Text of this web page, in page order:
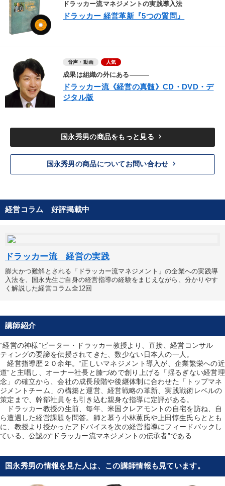
ドラッカー流マネジメントの実践導入法
ドラッカー 経営革新『5つの質問』
音声・動画 人気
成果は組織の外にある―――
ドラッカー流《経営の真髄》CD・DVD・デ
ジタル版
国永秀男の商品をもっと見る keyboard_arrow_right
国永秀男の商品についてお問い合わせ keyboard_arrow_right
経営コラム 好評掲載中
ドラッカー流 経営の実践
膨大かつ難解とされる「ドラッカー流マネジメント」の企業への実践導
入法を、国永先生ご自身の経営指導の経験をまじえながら、分かりやす
く解説した経営コラム全12回
講師紹介
“経営の神様”ピーター・ドラッカー教授より、直接、経営コンサル
ティングの要諦を伝授されてきた、数少ない日本人の一人。
経営指導歴２０余年。“正しいマネジメント導入が、企業繁栄への近
道”と主唱し、オーナー社長と膝づめで創り上げる「揺るぎない経営理
念」の確立から、会社の成長段階や後継体制に合わせた「トップマネ
ジメントチーム」の構築と運営、経営戦略の革新、実践戦術レベルの
策定まで、幹部社員をも引き込む親身な指導に定評がある。
ドラッカー教授の生前、毎年、米国クレアモントの自宅を訪ね、自
ら遭遇した経営課題を問答。師と慕う小林薫氏や上田惇生氏らととも
に、教授より授かったアドバイスを次の経営指導にフィードバックし
ている、公認の“ドラッカー流マネジメントの伝承者”である
国永秀男の情報を見た人は、この講師情報も見ています。